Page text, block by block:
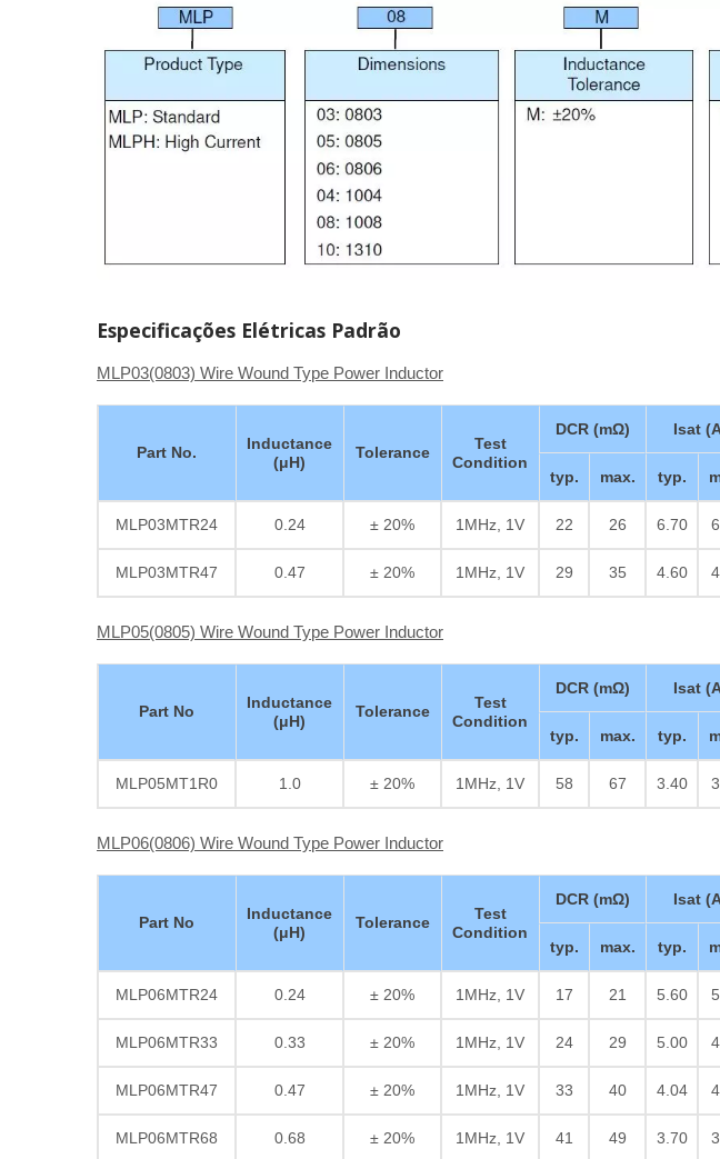
Especificações Elétricas Padrão
MLP03(0803) Wire Wound Type Power Inductor
Part No.
Inductance
(μH)
Tolerance
Test
Condition
DCR (mΩ) Isat
typ.
max. typ.
MLP03MTR24 0.24 ± 20% 1MHz, 1V 22 26 6.70
MLP03MTR47 0.47 ± 20% 1MHz, 1V 29 35 4.60
MLP05(0805) Wire Wound Type Power Inductor
Part No
Inductance
(μH)
Tolerance
Test
Condition
DCR (mΩ) Isat
typ.
max. typ.
MLP05MT1R0 1.0 ± 20% 1MHz, 1V 58 67 3.40
MLP06(0806) Wire Wound Type Power Inductor
Part No
Inductance
(μH)
Tolerance
Test
Condition
DCR (mΩ) Isat
typ.
max. typ.
MLP06MTR24 0.24 ± 20% 1MHz, 1V 17 21 5.60
MLP06MTR33 0.33 ± 20% 1MHz, 1V 24 29 5.00
MLP06MTR47 0.47 ± 20% 1MHz, 1V 33 40 4.04
MLP06MTR68 0.68 ± 20% 1MHz, 1V 41 49 3.70